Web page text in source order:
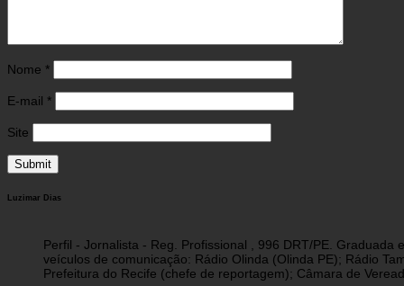
Nome *
E-mail *
Site
Luzimar Dias
Perfil - Jornalista - Reg. Profissional , 996 DRT/PE.
veículos de comunicação: Rádio Olinda (Olinda PE); Rádio
Prefeitura do Recife (chefe de reportagem); Câmara de